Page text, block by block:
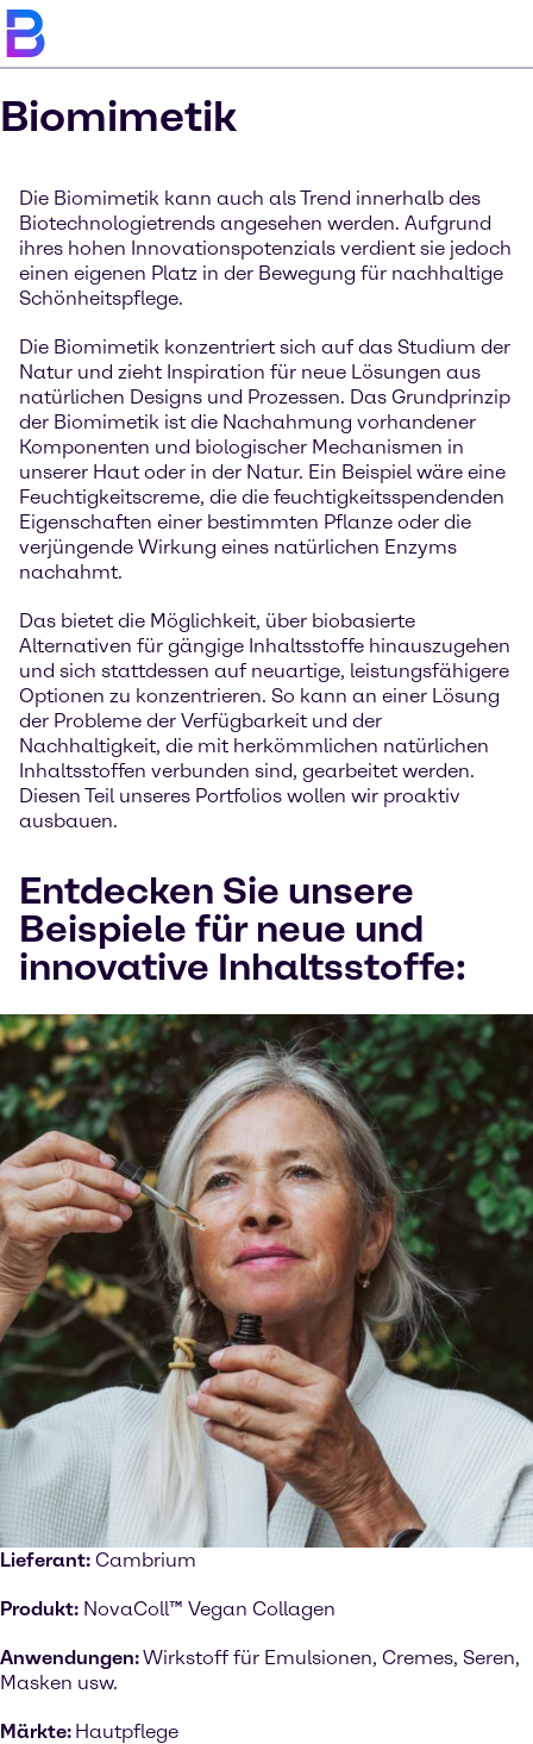
Biomimetik
Die Biomimetik kann auch als Trend innerhalb des
Biotechnologietrends angesehen werden. Aufgrund
ihres hohen Innovationspotenzials verdient sie jedoch
einen eigenen Platz in der Bewegung für nachhaltige
Schönheitspflege.
Die Biomimetik konzentriert sich auf das Studium der
Natur und zieht Inspiration für neue Lösungen aus
natürlichen Designs und Prozessen. Das Grundprinzip
der Biomimetik ist die Nachahmung vorhandener
Komponenten und biologischer Mechanismen in
unserer Haut oder in der Natur. Ein Beispiel wäre eine
Feuchtigkeitscreme, die die feuchtigkeitsspendenden
Eigenschaften einer bestimmten Pflanze oder die
verjüngende Wirkung eines natürlichen Enzyms
nachahmt.
Das bietet die Möglichkeit, über biobasierte
Alternativen für gängige Inhaltsstoffe hinauszugehen
und sich stattdessen auf neuartige, leistungsfähigere
Optionen zu konzentrieren. So kann an einer Lösung
der Probleme der Verfügbarkeit und der
Nachhaltigkeit, die mit herkömmlichen natürlichen
Inhaltsstoffen verbunden sind, gearbeitet werden.
Diesen Teil unseres Portfolios wollen wir proaktiv
ausbauen.
Entdecken Sie unsere
Beispiele für neue und
innovative Inhaltsstoffe:
Lieferant: Cambrium
Produkt: NovaColl™ Vegan Collagen
Anwendungen:Wirkstoff für Emulsionen, Cremes, Seren,
Masken usw.
Märkte: Hautpflege